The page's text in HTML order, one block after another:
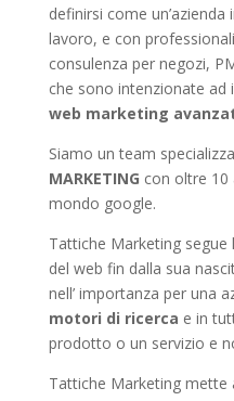
definirsi come
lavoro, e con
consulenza per negozi,
che sono intenzionate ad
web marketing
Siamo un team
MARKETING con oltre 10
mondo google.
Tattiche Marketing segue
del web fin dalla sua
nell’ importanza per una
motori di ricerca e in
prodotto o un servizio e
Tattiche Marketing mette